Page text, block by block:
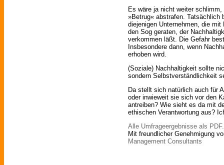
Es wäre ja nicht weiter
»Betrug« abstrafen. Tatsächlich
diejenigen Unternehmen, die
den Sog geraten, der
verkommen läßt. Die Gefahr
Insbesondere dann, wenn
erhoben wird.
(Soziale) Nachhaltigkeit sollte
sondern Selbstverständlichkeit
Da stellt sich natürlich auch für
oder inwieweit sie sich vor den
antreiben? Wie sieht es da mit
ethischen Verantwortung aus?
Alle Umfrageergebnisse als PDF.
Mit freundlicher Genehmigung
Management Consultants